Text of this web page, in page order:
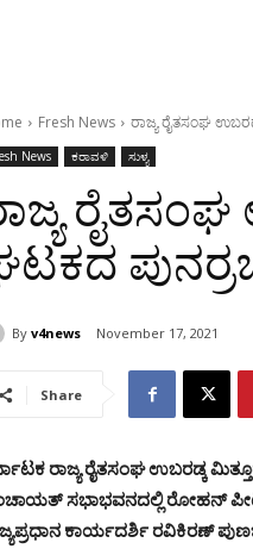
Fresh News ರಾಜ್ಯ ರೈತಸಂಘ
News ಕರಾವಳಿ ಸುಳ್ಯ
By v4news November 17, 2021
Share
ರಾಜ್ಯ ರೈತಸಂಘಉಬರಡ್ಕ
ಸಭಾಭವನದಲ್ಲಿ ರೋಹನ್
ಕಾರ್ಯದರ್ಶಿ ರವಿಕಿರಣ್